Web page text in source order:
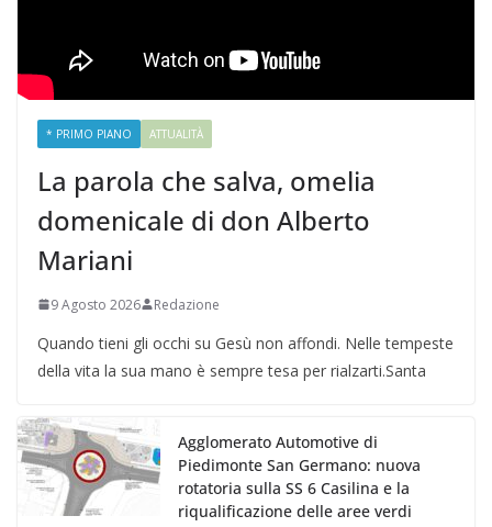
* PRIMO PIANO ATTUALITÀ
La parola che salva, omelia
domenicale di don Alberto
Mariani
9 Agosto 2026 Redazione
Quando tieni gli occhi su Gesù non affondi. Nelle tempeste
della vita la sua mano è sempre tesa per rialzarti.Santa
Agglomerato Automotive di
Piedimonte San Germano: nuova
rotatoria sulla SS 6 Casilina e la
riqualificazione delle aree verdi